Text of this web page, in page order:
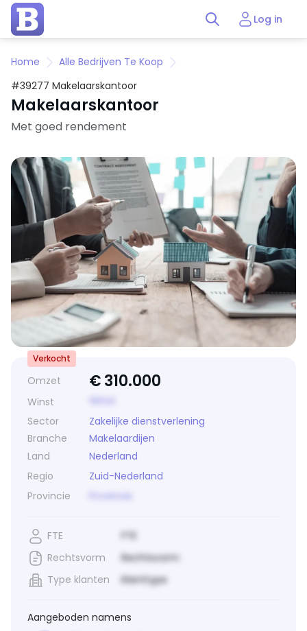
Log in
Home
Alle Bedrijven Te Koop
#39277 Makelaarskantoor
Makelaarskantoor
Met goed rendement
Omzet €310.000
Winst
Sector
Zakelijke dienstverlening
Branche
Makelaardijen
Land
Nederland
Regio
Zuid-Nederland
Provincie
Provincie
Verkocht
FTE
FTE
Rechtsvorm
Rechtsvorm
Type klanten
Klanttype
Aangeboden namens